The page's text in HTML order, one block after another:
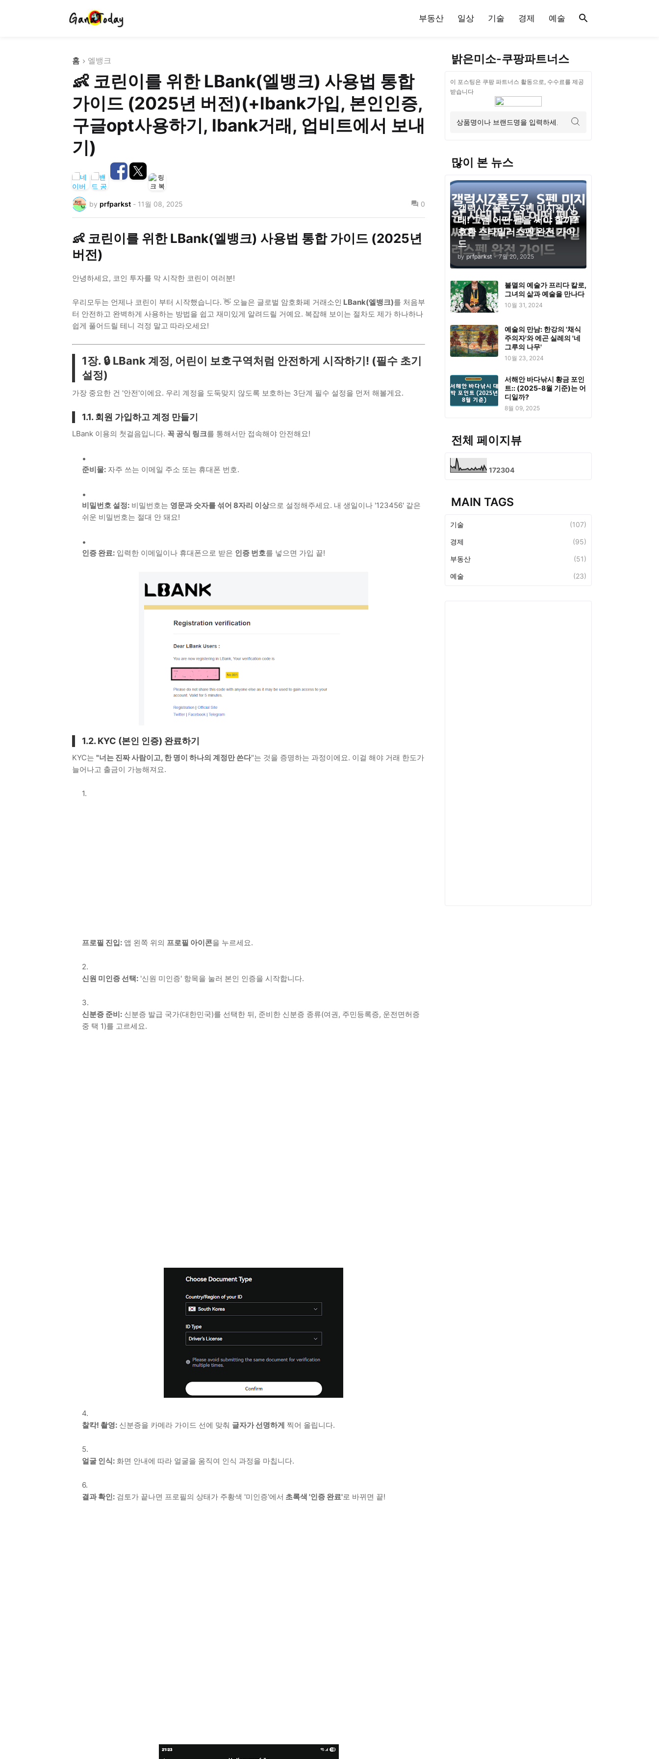
부동산 일상 기술 경제 예술
홈 엘뱅크
👶 코린이를 위한 LBank(엘뱅크) 사용법 통합
가이드 (2025년 버전)(+lbank가입, 본인인증,
구글opt사용하기, lbank거래, 업비트에서 보내
기)
by prfparkst - 11월 08, 2025 0
👶 코린이를 위한 LBank(엘뱅크) 사용법 통합 가이드 (2025년
버전)
안녕하세요, 코인 투자를 막 시작한 코린이 여러분!
우리모두는 언제나 코린이 부터 시작했습니다. 👋 오늘은 글로벌 암호화폐 거래소인 LBank(엘뱅크)를 처음부
터 안전하고 완벽하게 사용하는 방법을 쉽고 재미있게 알려드릴 거예요. 복잡해 보이는 절차도 제가 하나하나
쉽게 풀어드릴 테니 걱정 말고 따라오세요!
1장. 🔒 LBank 계정, 어린이 보호구역처럼 안전하게 시작하기! (필수 초기
설정)
가장 중요한 건 '안전'이에요. 우리 계정을 도둑맞지 않도록 보호하는 3단계 필수 설정을 먼저 해볼게요.
1.1. 회원 가입하고 계정 만들기
LBank 이용의 첫걸음입니다. 꼭 공식 링크를 통해서만 접속해야 안전해요!
준비물: 자주 쓰는 이메일 주소 또는 휴대폰 번호.
비밀번호 설정: 비밀번호는 영문과 숫자를 섞어 8자리 이상으로 설정해주세요. 내 생일이나 '123456' 같은
쉬운 비밀번호는 절대 안 돼요!
인증 완료: 입력한 이메일이나 휴대폰으로 받은 인증 번호를 넣으면 가입 끝!
1.2. KYC (본인 인증) 완료하기
KYC는 "너는 진짜 사람이고, 한 명이 하나의 계정만 쓴다"는 것을 증명하는 과정이에요. 이걸 해야 거래 한도가
늘어나고 출금이 가능해져요.
프로필 진입: 앱 왼쪽 위의 프로필 아이콘을 누르세요.
신원 미인증 선택: '신원 미인증' 항목을 눌러 본인 인증을 시작합니다.
신분증 준비: 신분증 발급 국가(대한민국)를 선택한 뒤, 준비한 신분증 종류(여권, 주민등록증, 운전면허증
중 택 1)를 고르세요.
찰칵! 촬영: 신분증을 카메라 가이드 선에 맞춰 글자가 선명하게 찍어 올립니다.
얼굴 인식: 화면 안내에 따라 얼굴을 움직여 인식 과정을 마칩니다.
결과 확인: 검토가 끝나면 프로필의 상태가 주황색 '미인증'에서 초록색 '인증 완료'로 바뀌면 끝!
밝은미소-쿠팡파트너스
이 포스팅은 쿠팡 파트너스 활동으로, 수수료를 제공
받습니다
많이 본 뉴스
갤럭시Z폴드7, S펜 미지원 사
태! 그럼 어떤 펜을 써야 할까?
호환 스타일러스펜 완전 가이
드
by prfparkst - 7월 20, 2025
불멸의 예술가 프리다 칼로,
그녀의 삶과 예술을 만나다
10월 31, 2024
예술의 만남: 한강의 '채식
주의자'와 에곤 실레의 '네
그루의 나무'
10월 23, 2024
서해안 바다낚시 황금 포인
트:: (2025-8월 기준)는 어
디일까?
8월 09, 2025
전체 페이지뷰
172304
MAIN TAGS
기술 (107)
경제 (95)
부동산 (51)
예술 (23)